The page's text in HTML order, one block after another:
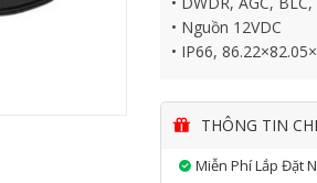
• Nguồn 12VDC
• IP66,
THÔNG TIN
Miễn Phí Lắp Đặt